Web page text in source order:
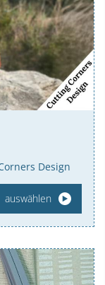
Design
auswählen